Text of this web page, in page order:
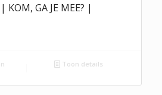
KOM, GA JE MEE? |
Toon details